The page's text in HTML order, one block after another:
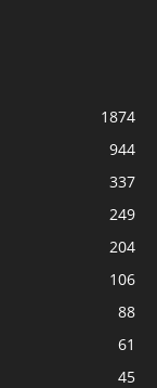
1874
944
337
249
204
106
88
61
45